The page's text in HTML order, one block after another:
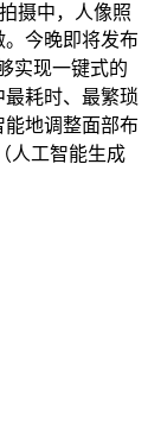
摄中，人像照
今晚即将发布
实现一键式的
耗时、最繁琐
地调整面部布
人工智能生成